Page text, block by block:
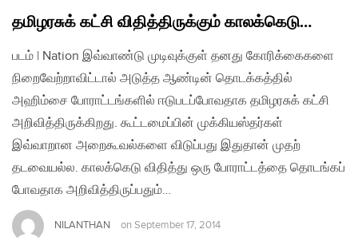
தமிழரசுக் கட்சி விதித்திருக்கும் காலக்கெடு…
படம் | Nation இவ்வாண்டு முடிவுக்குள் தனது கோரிக்கைகளை
நிறைவேற்றாவிட்டால் அடுத்த ஆண்டின் தொடக்கத்தில்
அஹிம்சை போராட்டங்களில் ஈடுபடப்போவதாக தமிழரசுக் கட்சி
அறிவித்திருக்கிறது. கூட்டமைப்பின் முக்கியஸ்தர்கள்
இவ்வாறான அறைகூவல்களை விடுப்பது இதுதான் முதற்
தடவையல்ல. காலக்கெடு விதித்து ஒரு போராட்டத்தை தொடங்கப்
போவதாக அறிவித்திருப்பதும்…
NILANTHAN on September 17, 2014